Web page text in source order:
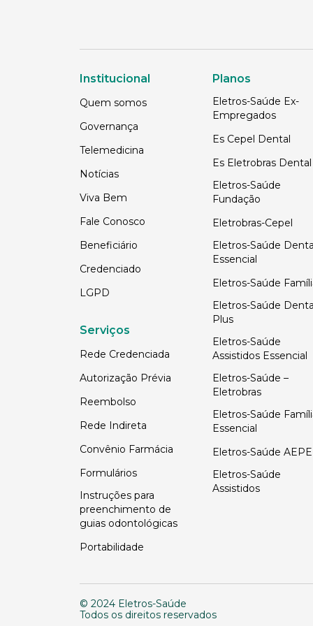
Institucional
Quem somos
Governança
Telemedicina
Notícias
Viva Bem
Fale Conosco
Beneficiário
Credenciado
LGPD
Serviços
Rede Credenciada
Autorização Prévia
Reembolso
Rede Indireta
Convênio Farmácia
Formulários
Instruções para
preenchimento de
guias odontológicas
Portabilidade
Planos
Eletros-Saúde Ex-
Empregados
Es Cepel Dental
Es Eletrobras Dental
Eletros-Saúde
Fundação
Eletrobras-Cepel
Eletros-Saúde
Essencial
Eletros-Saúde
Eletros-Saúde
Plus
Eletros-Saúde
Assistidos Essencial
Eletros-Saúde –
Eletrobras
Eletros-Saúde
Essencial
Eletros-Saúde AEPE
Eletros-Saúde
Assistidos
© 2024 Eletros-Saúde
Todos os direitos reservados